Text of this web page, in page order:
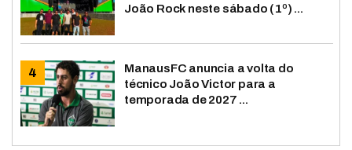
João Rock neste sábado (1º) ...
ManausFC anuncia a volta do
técnico João Victor para a
temporada de 2027 ...